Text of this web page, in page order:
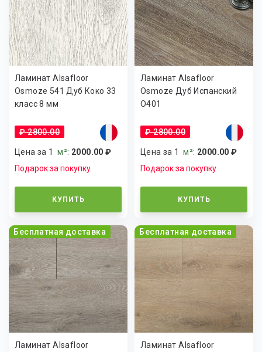
Ламинат Alsafloor
Osmoze 541 Дуб Коко 33
класс 8 мм
₽ 2800.00
Цена за 1м²: 2000.00 ₽
Подарок за покупку
КУПИТЬ
Ламинат Alsafloor
Osmoze Дуб Испанский
O401
₽ 2800.00
Цена за 1м²: 2000.00 ₽
Подарок за покупку
КУПИТЬ
Бесплатная доставка
Ламинат Alsafloor
Бесплатная доставка
Ламинат Alsafloor